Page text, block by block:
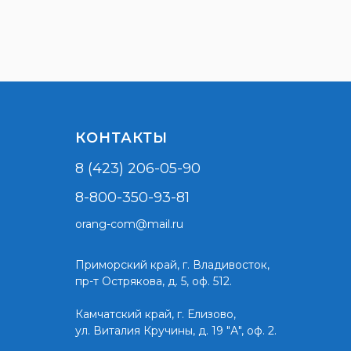
КОНТАКТЫ
8 (423) 206-05-90
8-800-350-93-81
orang-com@mail.ru
Приморский край, г. Владивосток,
пр-т Острякова, д. 5, оф. 512.
Камчатский край, г. Елизово,
ул. Виталия Кручины, д. 19 "А", оф. 2.